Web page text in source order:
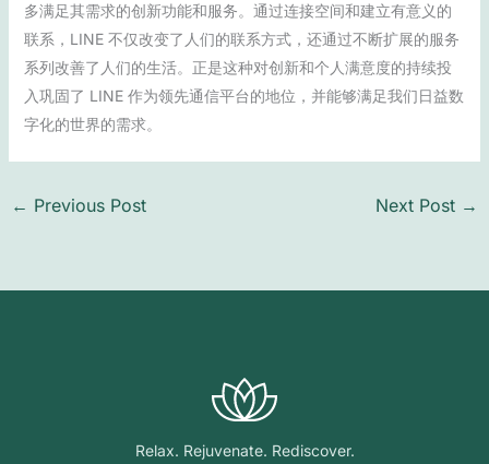
多满足其需求的创新功能和服务。通过连接空间和建立有意义的
联系，LINE 不仅改变了人们的联系方式，还通过不断扩展的服务
系列改善了人们的生活。正是这种对创新和个人满意度的持续投
入巩固了 LINE 作为领先通信平台的地位，并能够满足我们日益数
字化的世界的需求。
← Previous Post Next Post →
Relax. Rejuvenate. Rediscover.